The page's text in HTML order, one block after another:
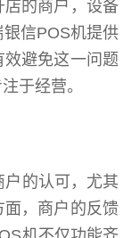
店的商户，设备
信POS机提供
避免这一问题
于经营。
的认可，尤其
，商户的反馈